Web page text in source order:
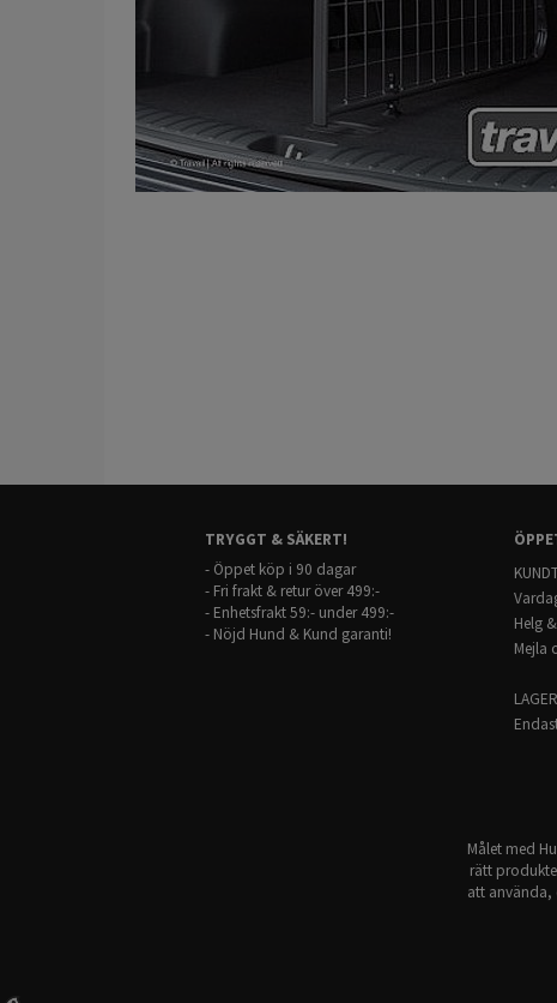
TRYGGT & SÄKERT!
- Öppet köp i 90 dagar
- Fri frakt & retur över 499:-
- Enhetsfrakt 59:- under 499:-
- Nöjd Hund & Kund garanti!
Helg
Mejla
Målet med
rätt
att använda,